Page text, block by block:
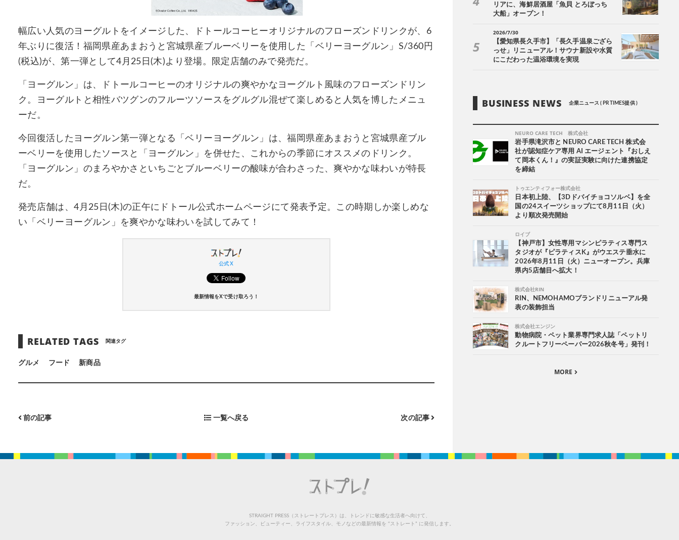
幅広い人気のヨーグルトをイメージした、ドトールコーヒーオリジナルのフローズンドリンクが、6
年ぶりに復活！福岡県産あまおうと宮城県産ブルーベリーを使用した「ベリーヨーグルン」S/360円
(税込)が、第一弾として4月25日(木)より登場。限定店舗のみで発売だ。
「ヨーグルン」は、ドトールコーヒーのオリジナルの爽やかなヨーグルト風味のフローズンドリン
ク。ヨーグルトと相性バツグンのフルーツソースをグルグル混ぜて楽しめると人気を博したメニュ
ーだ。
今回復活したヨーグルン第一弾となる「ベリーヨーグルン」は、福岡県産あまおうと宮城県産ブル
ーベリーを使用したソースと「ヨーグルン」を併せた、これからの季節にオススメのドリンク。
「ヨーグルン」のまろやかさといちごとブルーベリーの酸味が合わさった、爽やかな味わいが特長
だ。
発売店舗は、4月25日(木)の正午にドトール公式ホームページにて発表予定。この時期しか楽しめな
い「ベリーヨーグルン」を爽やかな味わいを試してみて！
公式 X
最新情報をXで受け取ろう！
RELATED TAGS 関連タグ
グルメ フード 新商品
前の記事 一覧へ戻る 次の記事
リアに、海鮮居酒屋「魚貝 とろぼっち
大船」オープン！
2026/7/30
【愛知県長久手市】「長久手温泉ござら
っせ」リニューアル！サウナ新設や水質
にこだわった温浴環境を実現
BUSINESS NEWS 企業ニュース ( PR TIMES提供 )
NEURO CARE TECH 株式会社
岩手県滝沢市と NEURO CARE TECH 株式会
社が認知症ケア専用 AI エージェント『おしえ
て岡本くん！』の実証実験に向けた連携協定
を締結
トゥエンティフォー株式会社
日本初上陸、【3Dドバイチョコソルベ】を全
国の24スイーツショップにて8月11日（火）
より順次発売開始
ロイブ
【神戸市】女性専用マシンピラティス専門ス
タジオが『ピラティスK』がウエステ垂水に
2026年8月11日（火）ニューオープン。兵庫
県内5店舗目へ拡大！
株式会社RIN
RIN、NEMOHAMOブランドリニューアル発
表の装飾担当
株式会社エンジン
動物病院・ペット業界専門求人誌「ペットリ
クルートフリーペーパー2026秋冬号」発刊！
MORE
STRAIGHT PRESS（ストレートプレス）は、トレンドに敏感な生活者へ向けて、
ファッション、ビューティー、ライフスタイル、モノなどの最新情報を “ストレート” に発信します。